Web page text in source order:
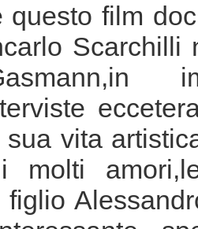
questo film
Scarchilli
sua vita
molti